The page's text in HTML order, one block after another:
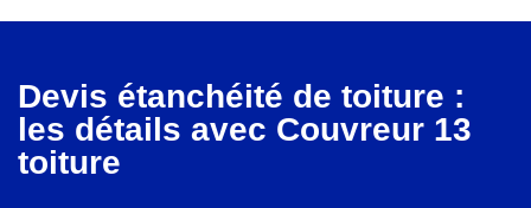
Devis étanchéité de toiture :
les détails avec Couvreur 13
toiture